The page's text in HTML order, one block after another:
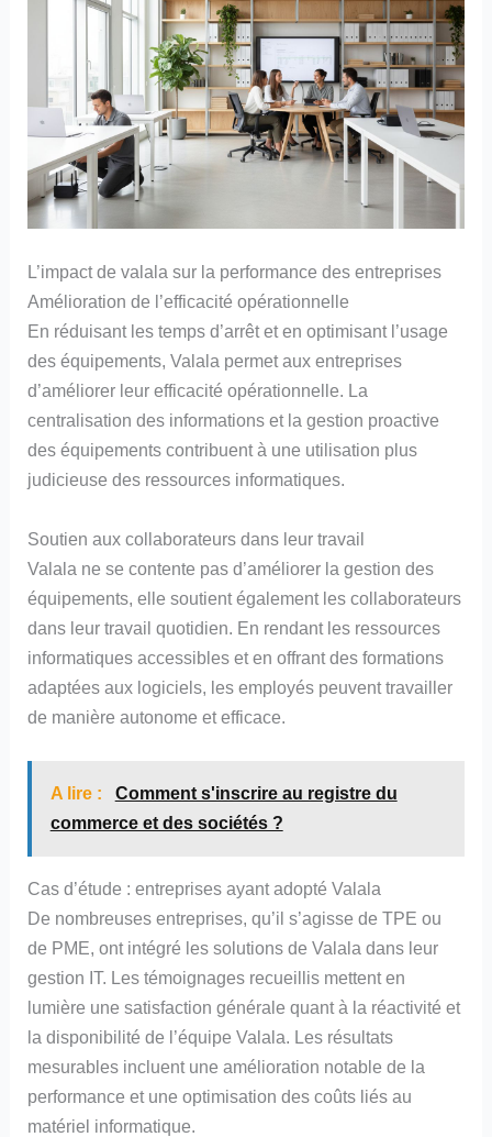
L’impact de valala sur la performance des entreprises
Amélioration de l’efficacité opérationnelle
En réduisant les temps d’arrêt et en optimisant l’usage
des équipements, Valala permet aux entreprises
d’améliorer leur efficacité opérationnelle. La
centralisation des informations et la gestion proactive
des équipements contribuent à une utilisation plus
judicieuse des ressources informatiques.
Soutien aux collaborateurs dans leur travail
Valala ne se contente pas d’améliorer la gestion des
équipements, elle soutient également les collaborateurs
dans leur travail quotidien. En rendant les ressources
informatiques accessibles et en offrant des formations
adaptées aux logiciels, les employés peuvent travailler
de manière autonome et efficace.
A lire :
Comment s'inscrire au registre du
commerce et des sociétés ?
Cas d’étude : entreprises ayant adopté Valala
De nombreuses entreprises, qu’il s’agisse de TPE ou
de PME, ont intégré les solutions de Valala dans leur
gestion IT. Les témoignages recueillis mettent en
lumière une satisfaction générale quant à la réactivité et
la disponibilité de l’équipe Valala. Les résultats
mesurables incluent une amélioration notable de la
performance et une optimisation des coûts liés au
matériel informatique.